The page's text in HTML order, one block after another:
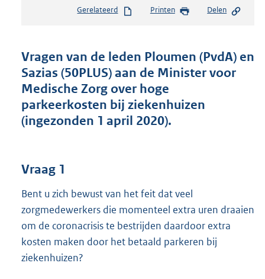
s
d
s
g
r
o
3
4
K
b
Gerelateerd Printen Delen
Vragen van de leden Ploumen (PvdA) en
Sazias (50PLUS) aan de Minister voor
Medische Zorg over hoge
parkeerkosten bij ziekenhuizen
(ingezonden 1 april 2020).
Vraag 1
Bent u zich bewust van het feit dat veel
zorgmedewerkers die momenteel extra uren draaien
om de coronacrisis te bestrijden daardoor extra
kosten maken door het betaald parkeren bij
ziekenhuizen?